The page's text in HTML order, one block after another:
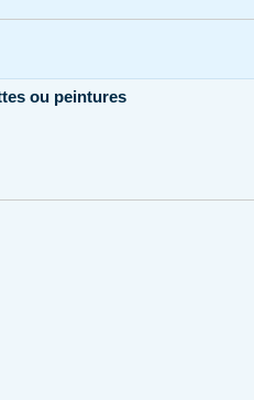
ou peintures